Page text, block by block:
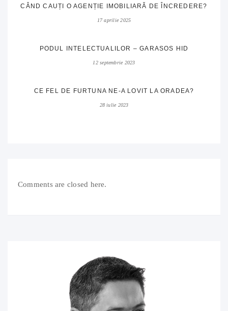
CÂND CAUȚI O AGENȚIE IMOBILIARĂ DE ÎNCREDERE?
17 aprilie 2025
PODUL INTELECTUALILOR – GARASOS HID
12 septembrie 2023
CE FEL DE FURTUNA NE-A LOVIT LA ORADEA?
28 iulie 2023
Comments are closed here.